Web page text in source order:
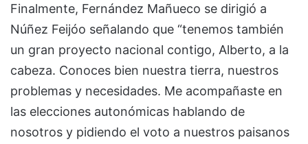
Finalmente, Fernández Mañueco se dirigió a
Núñez Feijóo señalando que “tenemos también
un gran proyecto nacional contigo, Alberto, a la
cabeza. Conoces bien nuestra tierra, nuestros
problemas y necesidades. Me acompañaste en
las elecciones autonómicas hablando de
nosotros y pidiendo el voto a nuestros paisanos